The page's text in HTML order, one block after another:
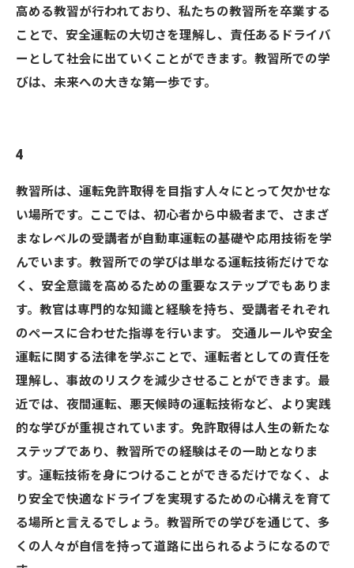
高める教習が行われており、私たちの教習所を卒業する
ことで、安全運転の大切さを理解し、責任あるドライバ
ーとして社会に出ていくことができます。教習所での学
びは、未来への大きな第一歩です。
4
教習所は、運転免許取得を目指す人々にとって欠かせな
い場所です。ここでは、初心者から中級者まで、さまざ
まなレベルの受講者が自動車運転の基礎や応用技術を学
んでいます。教習所での学びは単なる運転技術だけでな
く、安全意識を高めるための重要なステップでもありま
す。教官は専門的な知識と経験を持ち、受講者それぞれ
のペースに合わせた指導を行います。 交通ルールや安全
運転に関する法律を学ぶことで、運転者としての責任を
理解し、事故のリスクを減少させることができます。最
近では、夜間運転、悪天候時の運転技術など、より実践
的な学びが重視されています。免許取得は人生の新たな
ステップであり、教習所での経験はその一助となりま
す。運転技術を身につけることができるだけでなく、よ
り安全で快適なドライブを実現するための心構えを育て
る場所と言えるでしょう。教習所での学びを通じて、多
くの人々が自信を持って道路に出られるようになるので